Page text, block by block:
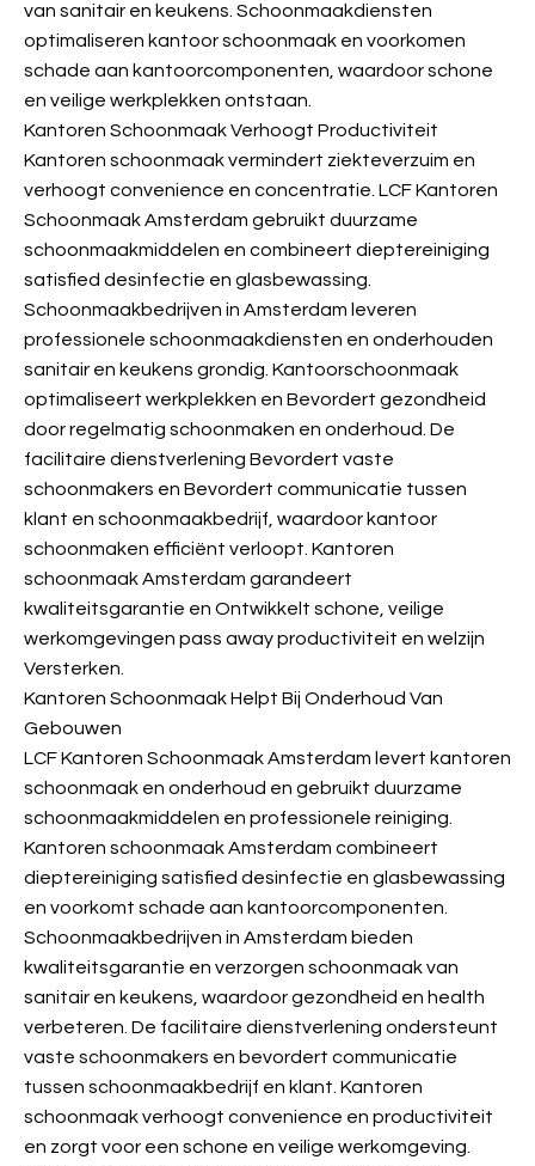
van sanitair en keukens. Schoonmaakdiensten
optimaliseren kantoor schoonmaak en voorkomen
schade aan kantoorcomponenten, waardoor schone
en veilige werkplekken ontstaan.
Kantoren Schoonmaak Verhoogt Productiviteit
Kantoren schoonmaak vermindert ziekteverzuim en
verhoogt convenience en concentratie. LCF Kantoren
Schoonmaak Amsterdam gebruikt duurzame
schoonmaakmiddelen en combineert dieptereiniging
satisfied desinfectie en glasbewassing.
Schoonmaakbedrijven in Amsterdam leveren
professionele schoonmaakdiensten en onderhouden
sanitair en keukens grondig. Kantoorschoonmaak
optimaliseert werkplekken en Bevordert gezondheid
door regelmatig schoonmaken en onderhoud. De
facilitaire dienstverlening Bevordert vaste
schoonmakers en Bevordert communicatie tussen
klant en schoonmaakbedrijf, waardoor kantoor
schoonmaken efficiënt verloopt. Kantoren
schoonmaak Amsterdam garandeert
kwaliteitsgarantie en Ontwikkelt schone, veilige
werkomgevingen pass away productiviteit en welzijn
Versterken.
Kantoren Schoonmaak Helpt Bij Onderhoud Van
Gebouwen
LCF Kantoren Schoonmaak Amsterdam levert kantoren
schoonmaak en onderhoud en gebruikt duurzame
schoonmaakmiddelen en professionele reiniging.
Kantoren schoonmaak Amsterdam combineert
dieptereiniging satisfied desinfectie en glasbewassing
en voorkomt schade aan kantoorcomponenten.
Schoonmaakbedrijven in Amsterdam bieden
kwaliteitsgarantie en verzorgen schoonmaak van
sanitair en keukens, waardoor gezondheid en health
verbeteren. De facilitaire dienstverlening ondersteunt
vaste schoonmakers en bevordert communicatie
tussen schoonmaakbedrijf en klant. Kantoren
schoonmaak verhoogt convenience en productiviteit
en zorgt voor een schone en veilige werkomgeving.